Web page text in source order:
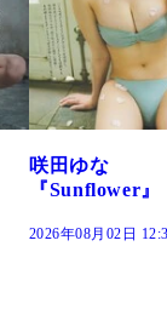
藤水咲桜『花
だまり』
2026年08月02日